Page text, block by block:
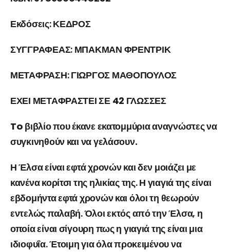
Εκδόσεις:ΚΕΔΡΟΣ
ΣΥΓΓΡΑΦΕΑΣ:ΜΠΑΚΜΑΝ ΦΡΕΝΤΡΙΚ
ΜΕΤΑΦΡΑΣΗ:ΓΙΩΡΓΟΣ ΜΑΘΟΠΟΥΛΟΣ
ΕΧΕΙ ΜΕΤΑΦΡΑΣΤΕΙ ΣΕ 42 ΓΛΩΣΣΕΣ
To βιβλίο που έκανε εκατομμύρια αναγνώστες να
συγκινηθούν και να γελάσουν.
Η Έλσα είναι εφτά χρονών και δεν μοιάζει με
κανένα κορίτσι της ηλικίας της. Η γιαγιά της είναι
εβδομήντα εφτά χρονών και όλοι τη θεωρούν
εντελώς παλαβή. Όλοι εκτός από την Έλσα, η
οποία είναι σίγουρη πως η γιαγιά της είναι μια
ιδιοφυΐα. Έτοιμη για όλα προκειμένου να